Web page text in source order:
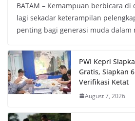
BATAM – Kemampuan berbicara
lagi sekadar keterampilan
penting bagi generasi muda dalam
PWI Kepri
Gratis, Siapkan
Verifikasi Ketat
August 7, 2026